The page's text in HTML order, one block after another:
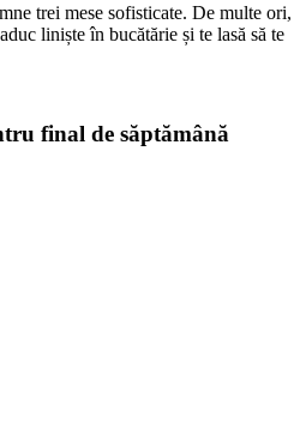
trei mese sofisticate. De multe ori,
liniște în bucătărie și te lasă să te
final de săptămână